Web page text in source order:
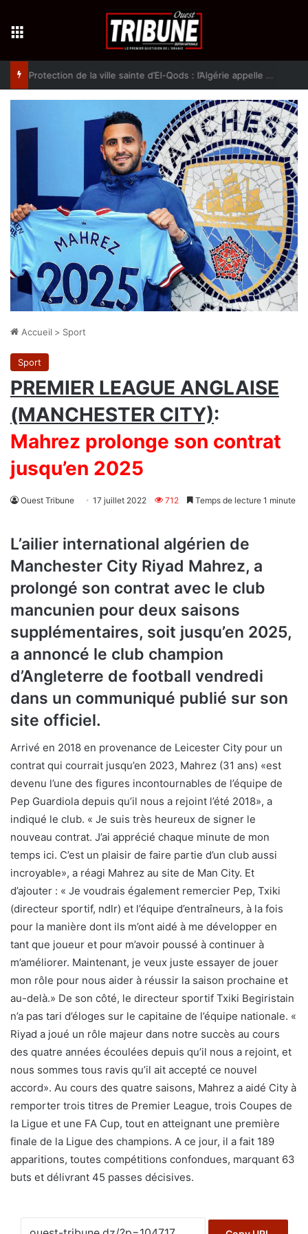
Accueil > Sport
Sport
PREMIER LEAGUE ANGLAISE
(MANCHESTER CITY):
Mahrez prolonge son contrat
jusqu’en 2025
Ouest Tribune 17 juillet 2022 712 Temps de lecture 1 minute
L’ailier international algérien de
Manchester City Riyad Mahrez, a
prolongé son contrat avec le club
mancunien pour deux saisons
supplémentaires, soit jusqu’en 2025,
a annoncé le club champion
d’Angleterre de football vendredi
dans un communiqué publié sur son
site officiel.
Arrivé en 2018 en provenance de Leicester City pour un
contrat qui courrait jusqu’en 2023, Mahrez (31 ans) «est
devenu l’une des figures incontournables de l’équipe de
Pep Guardiola depuis qu’il nous a rejoint l’été 2018», a
indiqué le club. « Je suis très heureux de signer le
nouveau contrat. J’ai apprécié chaque minute de mon
temps ici. C’est un plaisir de faire partie d’un club aussi
incroyable», a réagi Mahrez au site de Man City. Et
d’ajouter : « Je voudrais également remercier Pep, Txiki
(directeur sportif, ndlr) et l’équipe d’entraîneurs, à la fois
pour la manière dont ils m’ont aidé à me développer en
tant que joueur et pour m’avoir poussé à continuer à
m’améliorer. Maintenant, je veux juste essayer de jouer
mon rôle pour nous aider à réussir la saison prochaine et
au-delà.» De son côté, le directeur sportif Txiki Begiristain
n’a pas tari d’éloges sur le capitaine de l’équipe nationale. «
Riyad a joué un rôle majeur dans notre succès au cours
des quatre années écoulées depuis qu’il nous a rejoint, et
nous sommes tous ravis qu’il ait accepté ce nouvel
accord». Au cours des quatre saisons, Mahrez a aidé City à
remporter trois titres de Premier League, trois Coupes de
la Ligue et une FA Cup, tout en atteignant une première
finale de la Ligue des champions. A ce jour, il a fait 189
apparitions, toutes compétitions confondues, marquant 63
buts et délivrant 45 passes décisives.